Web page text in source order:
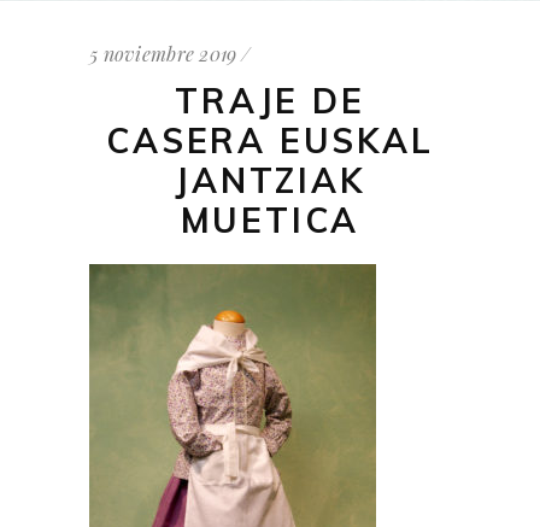
5 noviembre 2019
TRAJE DE
CASERA EUSKAL
JANTZIAK
MUETICA